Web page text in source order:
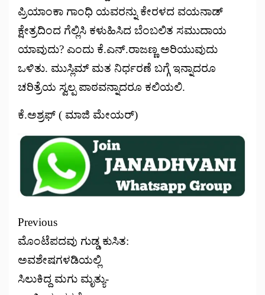
ಪ್ರಿಯಾಂಕಾ ಗಾಂಧಿ ಯವರನ್ನು ಕೇರಳದ ವಯನಾಡ್
ಕ್ಷೇತ್ರದಿಂದ ಗೆಲ್ಲಿಸಿ ಕಳುಹಿಸಿದ ಬೆಂಬಲಿತ ಸಮುದಾಯ
ಯಾವುದು? ಎಂದು ಕೆ.ಎನ್.ರಾಜಣ್ಣ ಅರಿಯುವುದು
ಒಳಿತು. ಮುಸ್ಲಿಮ್ ಮತ ನಿರ್ಧರಣೆ ಬಗ್ಗೆ ಇನ್ನಾದರೂ
ಚರಿತ್ರೆಯ ಸ್ವಲ್ಪ ಪಾಠವನ್ನಾದರೂ ಕಲಿಯಲಿ.
ಕೆ.ಅಶ್ರಫ್ ( ಮಾಜಿ ಮೇಯರ್)
Previous
ಮೊಂಟೆಪದವು ಗುಡ್ಡ ಕುಸಿತ:
ಅವಶೇಷಗಳಡಿಯಲ್ಲಿ
ಸಿಲುಕಿದ್ದ ಮಗು ಮೃತ್ಯು-